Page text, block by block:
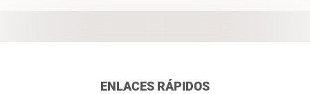
ENLACES RÁPIDOS